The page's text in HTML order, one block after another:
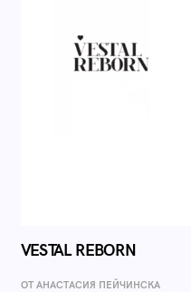
VESTAL REBORN
ОТ AНАСТАСИЯ ПЕЙЧИНСКА